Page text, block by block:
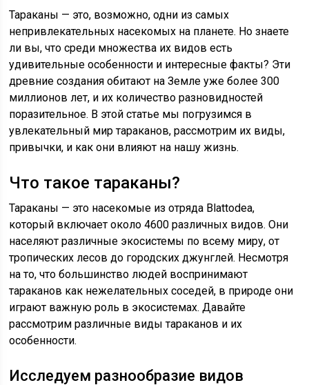
Тараканы — это, возможно, одни из самых
непривлекательных насекомых на планете. Но знаете
ли вы, что среди множества их видов есть
удивительные особенности и интересные факты? Эти
древние создания обитают на Земле уже более 300
миллионов лет, и их количество разновидностей
поразительное. В этой статье мы погрузимся в
увлекательный мир тараканов, рассмотрим их виды,
привычки, и как они влияют на нашу жизнь.
Что такое тараканы?
Тараканы — это насекомые из отряда Blattodea,
который включает около 4600 различных видов. Они
населяют различные экосистемы по всему миру, от
тропических лесов до городских джунглей. Несмотря
на то, что большинство людей воспринимают
тараканов как нежелательных соседей, в природе они
играют важную роль в экосистемах. Давайте
рассмотрим различные виды тараканов и их
особенности.
Исследуем разнообразие видов